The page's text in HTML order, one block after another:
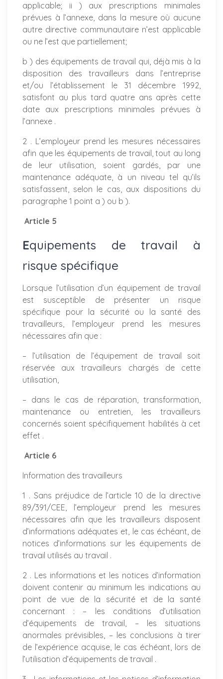
applicable; ii ) aux prescriptions minimales
prévues à l’annexe, dans la mesure où aucune
autre directive communautaire n’est applicable
ou ne l’est que partiellement;
b ) des équipements de travail qui, déjà mis à la
disposition des travailleurs dans l’entreprise
et/ou l’établissement le 31 décembre 1992,
satisfont au plus tard quatre ans après cette
date aux prescriptions minimales prévues à
l’annexe .
2 . L’employeur prend les mesures nécessaires
afin que les équipements de travail, tout au long
de leur utilisation, soient gardés, par une
maintenance adéquate, à un niveau tel qu’ils
satisfassent, selon le cas, aux dispositions du
paragraphe 1 point a ) ou b ).
Article 5
Equipements de travail à
risque spécifique
Lorsque l’utilisation d’un équipement de travail
est susceptible de présenter un risque
spécifique pour la sécurité ou la santé des
travailleurs, l’employeur prend les mesures
nécessaires afin que :
– l’utilisation de l’équipement de travail soit
réservée aux travailleurs chargés de cette
utilisation,
– dans le cas de réparation, transformation,
maintenance ou entretien, les travailleurs
concernés soient spécifiquement habilités à cet
effet .
Article 6
Information des travailleurs
1 . Sans préjudice de l’article 10 de la directive
89/391/CEE, l’employeur prend les mesures
nécessaires afin que les travailleurs disposent
d’informations adéquates et, le cas échéant, de
notices d’informations sur les équipements de
travail utilisés au travail .
2 . Les informations et les notices d’information
doivent contenir au minimum les indications au
point de vue de la sécurité et de la santé
concernant : – les conditions d’utilisation
d’équipements de travail, – les situations
anormales prévisibles, – les conclusions à tirer
de l’expérience acquise, le cas échéant, lors de
l’utilisation d’équipements de travail .